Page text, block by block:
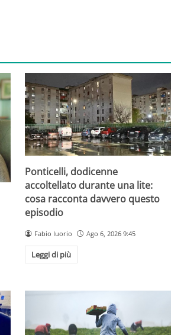
Ponticelli, dodicenne
accoltellato durante una lite:
cosa racconta davvero questo
episodio
Fabio Iuorio Ago 6, 2026 9:45
Leggi di più